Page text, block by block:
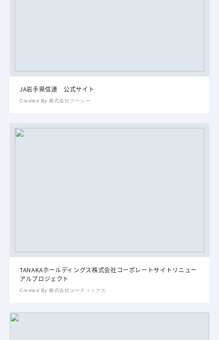
JA岩手県信連 公式サイト
Created By 株式会社クーシー
TANAKAホールディングス株式会社コーポレートサイトリニュー
アルプロジェクト
Created By 株式会社ユーティックス